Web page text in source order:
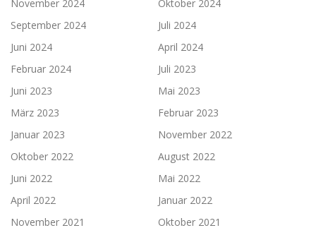
November 2024
Oktober 2024
September 2024
Juli 2024
Juni 2024
April 2024
Februar 2024
Juli 2023
Juni 2023
Mai 2023
März 2023
Februar 2023
Januar 2023
November 2022
Oktober 2022
August 2022
Juni 2022
Mai 2022
April 2022
Januar 2022
November 2021
Oktober 2021